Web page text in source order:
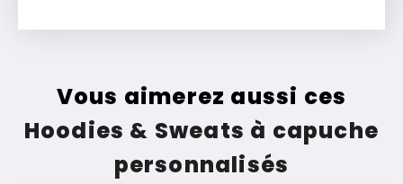
Vous aimerez aussi ces
Hoodies & Sweats à capuche
personnalisés